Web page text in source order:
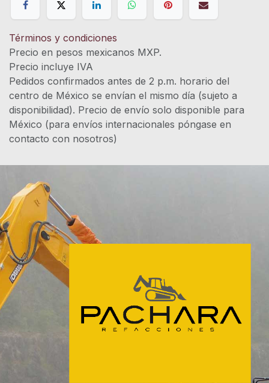
Términos y condiciones
Precio en pesos mexicanos MXP.
Precio incluye IVA
Pedidos confirmados antes de 2 p.m. horario del
centro de México se envían el mismo día (sujeto a
disponibilidad). Precio de envío solo disponible para
México (para envíos internacionales póngase en
contacto con nosotros)